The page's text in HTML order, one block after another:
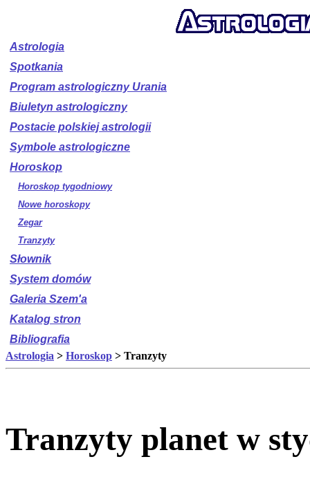
Astrologia
Spotkania
Program astrologiczny Urania
Biuletyn astrologiczny
Postacie polskiej astrologii
Symbole astrologiczne
Horoskop
Horoskop tygodniowy
Nowe horoskopy
Zegar
Tranzyty
Słownik
System domów
Galeria Szem'a
Katalog stron
Bibliografia
Astrologia > Horoskop > Tranzyty
Tranzyty planet w